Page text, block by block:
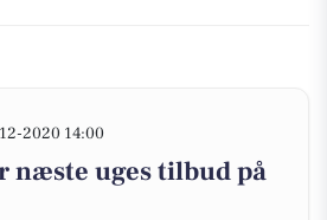
2020 14:00
næste uges tilbud på